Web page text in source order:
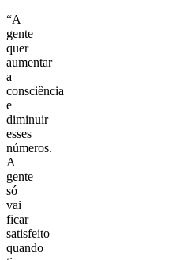
“A
gente
quer
aumentar
a
consciência
e
diminuir
esses
números.
A
gente
só
vai
ficar
satisfeito
quando